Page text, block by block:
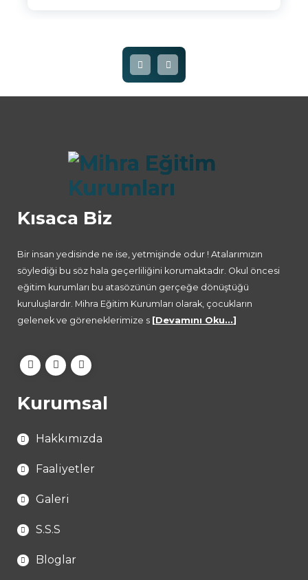
Kısaca Biz
Bir insan yedisinde ne ise, yetmişinde odur ! Atalarımızın
söylediği bu söz hala geçerliliğini korumaktadır. Okul öncesi
eğitim kurumları bu atasözünün gerçeğe dönüştüğü
kuruluşlardır. Mihra Eğitim Kurumları olarak, çocukların
gelenek ve göreneklerimize s [Devamını Oku...]
Kurumsal
Hakkımızda
Faaliyetler
Galeri
S.S.S
Bloglar